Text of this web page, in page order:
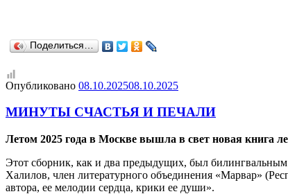
Поделиться…
Опубликовано 08.10.202508.10.2025
МИНУТЫ СЧАСТЬЯ И ПЕЧАЛИ
Летом 2025 года в Москве вышла в свет новая книга
Этот сборник, как и два предыдущих, был
Халилов, член литературного объединения «Марвар»
автора, ее мелодии сердца, крики ее души».